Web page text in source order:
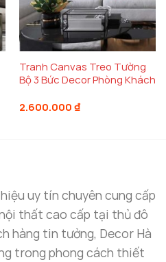
sản phẩm.Decor Hà Nội
liệukhung hợp kimvà
cao để mang lại sự bền
cho bức tranh.
bảo vệ bức tranh khỏi các
tạo sự sống động cho các
dầu còn giúp bức tranh
thời gian, giúp bạn dễ
trì tranh trong nhiều năm.
Tranh Canvas Treo Tường
Bộ 3 Bức Decor Phòng Khách
2.600.000 ₫
uy tín chuyên cung cấp
thất cao cấp tại thủ đô
hàng tin tưởng, Decor Hà
trong phong cách thiết